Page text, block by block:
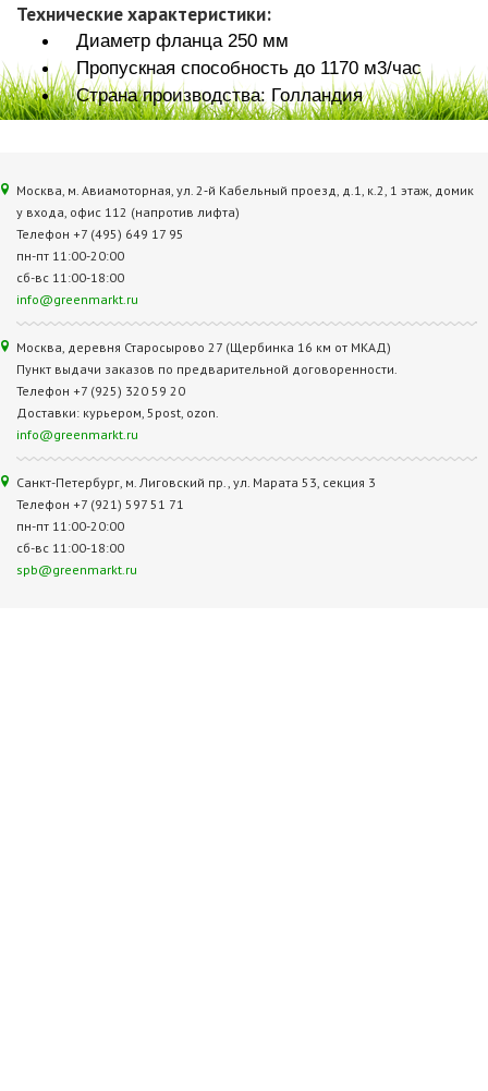
Технические характеристики:
Диаметр фланца 250 мм
Пропускная способность до 1170 м3/час
Страна производства: Голландия
Москва, м. Авиамоторная, ул. 2‑й Кабельный проезд, д.1, к.2, 1 этаж, домик
у входа, офис 112 (напротив лифта)
Телефон +7 (495) 649 17 95
пн-пт 11:00-20:00
сб-вс 11:00-18:00
info@greenmarkt.ru
Москва, деревня Старосырово 27 (Щербинка 16 км от МКАД)
Пункт выдачи заказов по предварительной договоренности.
Телефон +7 (925) 320 59 20
Доставки: курьером, 5post, ozon.
info@greenmarkt.ru
Санкт-Петербург, м. Лиговский пр., ул. Марата 53, секция 3
Телефон +7 (921) 597 51 71
пн-пт 11:00-20:00
сб-вс 11:00-18:00
spb@greenmarkt.ru